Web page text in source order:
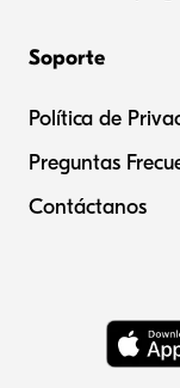
Soporte
Política de
Preguntas
Contáctanos